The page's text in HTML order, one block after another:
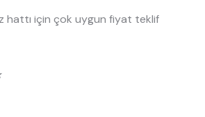
hattı için çok uygun fiyat teklif